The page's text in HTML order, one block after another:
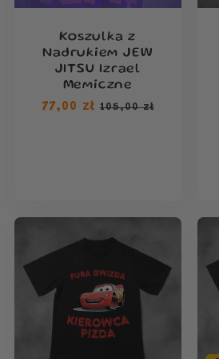
Koszulka z
Nadrukiem JEW
JITSU Izrael
Memiczne
Cena
77,00 zł Cena
105,00 zł